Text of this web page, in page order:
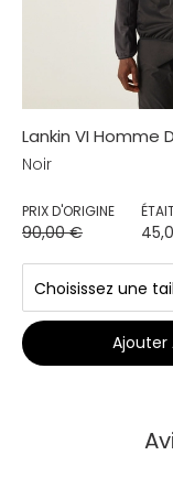
Lankin VI Homme
Noir
PRIX D'ORIGINE
90,00 €
Ajouter